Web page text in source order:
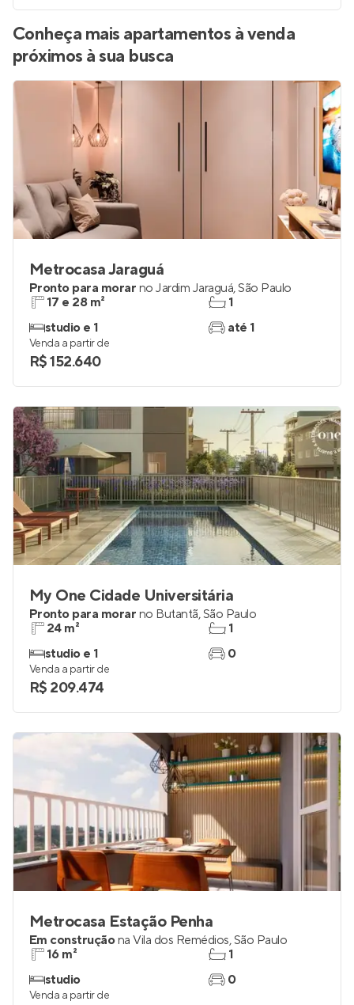
Conheça mais apartamentos à venda
próximos à sua busca
Metrocasa Jaraguá
Pronto para morar no Jardim Jaraguá,São Paulo
17 e 28 m²
studio e 1
1
até 1
Venda a partir de
R$ 152.640
My One Cidade Universitária
Pronto para morar no Butantã,São Paulo
24 m²
studio e 1
1
0
Venda a partir de
R$ 209.474
Metrocasa Estação Penha
Em construçãona Vila dos Remédios,São Paulo
16 m²
studio
1
0
Venda a partir de